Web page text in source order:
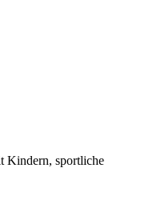
Kindern, sportliche